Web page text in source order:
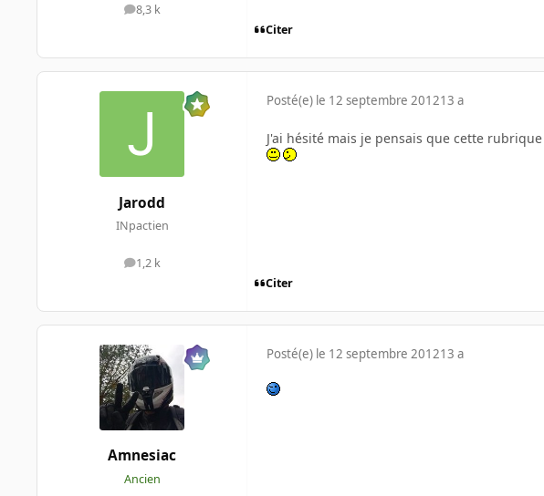
8,3 k
messages
Citer
Jarodd
INpactien
1,2 k
messages
Posté(e) le 12 septembre 201213 a
J'ai hésité mais je pensais que cette
Citer
Amnesiac
Ancien
Posté(e) le 12 septembre 201213 a